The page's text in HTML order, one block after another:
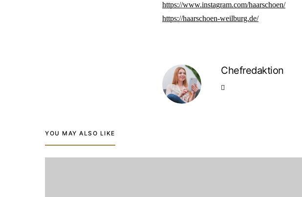
https://www.instagram.com/haarschoen/
https://haarschoen-weilburg.de/
Chefredaktion
YOU MAY ALSO LIKE